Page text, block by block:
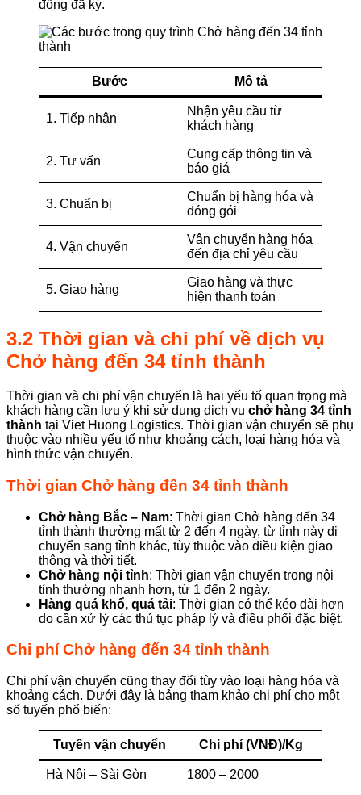
đồng đã ký.
Bước Mô tả
1. Tiếp nhận
Nhận yêu cầu từ
khách hàng
2. Tư vấn
Cung cấp thông tin và
báo giá
3. Chuẩn bị
Chuẩn bị hàng hóa và
đóng gói
4. Vận chuyển
Vận chuyển hàng hóa
đến địa chỉ yêu cầu
5. Giao hàng
Giao hàng và thực
hiện thanh toán
3.2 Thời gian và chi phí về dịch vụ
Chở hàng đến 34 tỉnh thành
Thời gian và chi phí vận chuyển là hai yếu tố quan trọng mà
khách hàng cần lưu ý khi sử dụng dịch vụ chở hàng 34 tỉnh
thành tại Viet Huong Logistics. Thời gian vận chuyển sẽ phụ
thuộc vào nhiều yếu tố như khoảng cách, loại hàng hóa và
hình thức vận chuyển.
Thời gian Chở hàng đến 34 tỉnh thành
Chở hàng Bắc – Nam: Thời gian Chở hàng đến 34
tỉnh thành thường mất từ 2 đến 4 ngày, từ tỉnh này di
chuyển sang tỉnh khác, tùy thuộc vào điều kiện giao
thông và thời tiết.
Chở hàng nội tỉnh: Thời gian vận chuyển trong nội
tỉnh thường nhanh hơn, từ 1 đến 2 ngày.
Hàng quá khổ, quá tải: Thời gian có thể kéo dài hơn
do cần xử lý các thủ tục pháp lý và điều phối đặc biệt.
Chi phí Chở hàng đến 34 tỉnh thành
Chi phí vận chuyển cũng thay đổi tùy vào loại hàng hóa và
khoảng cách. Dưới đây là bảng tham khảo chi phí cho một
số tuyến phổ biến:
Tuyến vận chuyển Chi phí (VNĐ)/Kg
Hà Nội – Sài Gòn 1800 – 2000